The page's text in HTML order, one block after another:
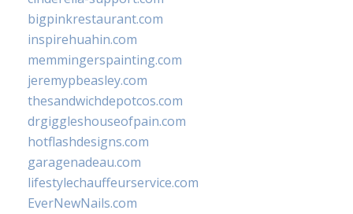
bigpinkrestaurant.com
inspirehuahin.com
memmingerspainting.com
jeremypbeasley.com
thesandwichdepotcos.com
drgiggleshouseofpain.com
hotflashdesigns.com
garagenadeau.com
lifestylechauffeurservice.com
EverNewNails.com